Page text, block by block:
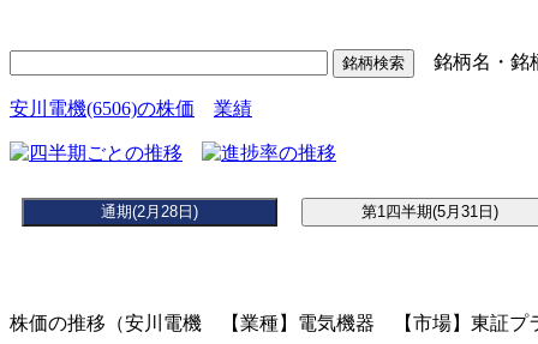
銘柄名・銘
安川電機(6506)の株価 業績
株価の推移（安川電機 【業種】電気機器 【市場】東証プ